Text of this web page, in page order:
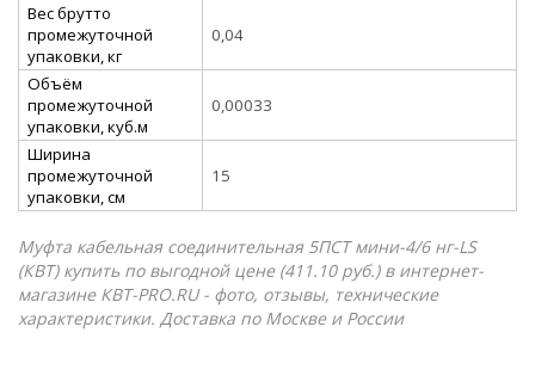
Вес брутто
промежуточной
упаковки, кг
0,04
Объём
промежуточной
упаковки, куб.м
0,00033
Ширина
промежуточной
упаковки, см
15
Муфта кабельная соединительная 5ПСТ мини-4/6 нг-LS
(КВТ) купить по выгодной цене (411.10 руб.) в интернет-
магазине КВТ-PRO.RU - фото, отзывы, технические
характеристики. Доставка по Москве и России